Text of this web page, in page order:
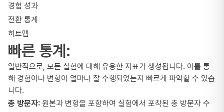
경험 성과
전환 통계
히트맵
빠른 통계:
일반적으로, 모든 실험에 대해 유용한 지표가 생성됩니다. 이를 통
해 경험이나 변형이 얼마나 잘 수행되었는지 빠르게 파악할 수 있습
니다.
총 방문자: 원본과 변형을 포함하여 실험에서 포착된 총 방문자 수